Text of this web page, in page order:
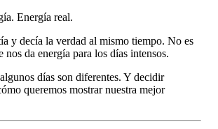
Energía real.
y decía la verdad al mismo tiempo. No es
nos da energía para los días intensos.
días son diferentes. Y decidir
queremos mostrar nuestra mejor